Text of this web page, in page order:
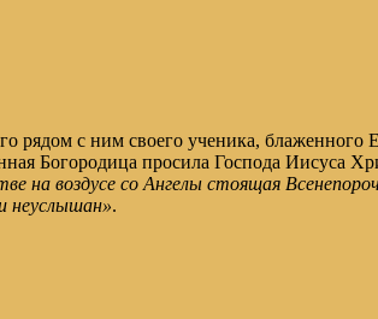
рядом с ним своего ученика, блаженного
Богородица просила Господа Иисуса
на воздусе со Ангелы стоящая
неуслышан».